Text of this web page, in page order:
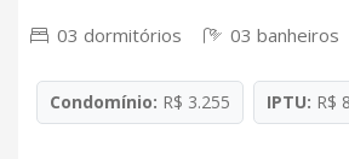
03 dormitórios 03 banheiros
Condomínio: R$ 3.255 IPTU: R$